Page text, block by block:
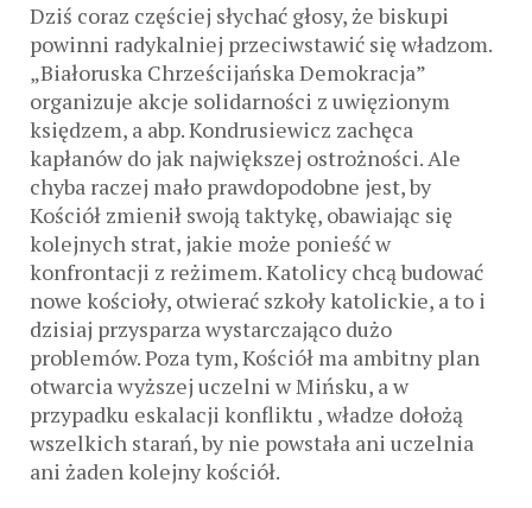
Dziś coraz częściej słychać głosy, że biskupi
powinni radykalniej przeciwstawić się władzom.
„Białoruska Chrześcijańska Demokracja”
organizuje akcje solidarności z uwięzionym
księdzem, a abp. Kondrusiewicz zachęca
kapłanów do jak największej ostrożności. Ale
chyba raczej mało prawdopodobne jest, by
Kościół zmienił swoją taktykę, obawiając się
kolejnych strat, jakie może ponieść w
konfrontacji z reżimem. Katolicy chcą budować
nowe kościoły, otwierać szkoły katolickie, a to i
dzisiaj przysparza wystarczająco dużo
problemów. Poza tym, Kościół ma ambitny plan
otwarcia wyższej uczelni w Mińsku, a w
przypadku eskalacji konfliktu , władze dołożą
wszelkich starań, by nie powstała ani uczelnia
ani żaden kolejny kościół.